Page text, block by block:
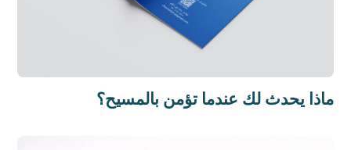
ماذا يحدث لك عندما تؤمن بالمسيح؟